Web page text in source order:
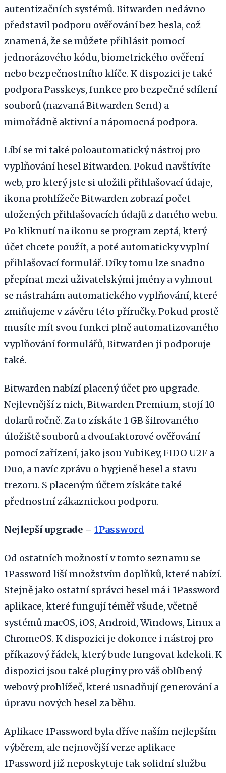
autentizačních systémů. Bitwarden nedávno
představil podporu ověřování bez hesla, což
znamená, že se můžete přihlásit pomocí
jednorázového kódu, biometrického ověření
nebo bezpečnostního klíče. K dispozici je také
podpora Passkeys, funkce pro bezpečné sdílení
souborů (nazvaná Bitwarden Send) a
mimořádně aktivní a nápomocná podpora.
Líbí se mi také poloautomatický nástroj pro
vyplňování hesel Bitwarden. Pokud navštívíte
web, pro který jste si uložili přihlašovací údaje,
ikona prohlížeče Bitwarden zobrazí počet
uložených přihlašovacích údajů z daného webu.
Po kliknutí na ikonu se program zeptá, který
účet chcete použít, a poté automaticky vyplní
přihlašovací formulář. Díky tomu lze snadno
přepínat mezi uživatelskými jmény a vyhnout
se nástrahám automatického vyplňování, které
zmiňujeme v závěru této příručky. Pokud prostě
musíte mít svou funkci plně automatizovaného
vyplňování formulářů, Bitwarden ji podporuje
také.
Bitwarden nabízí placený účet pro upgrade.
Nejlevnější z nich, Bitwarden Premium, stojí 10
dolarů ročně. Za to získáte 1 GB šifrovaného
úložiště souborů a dvoufaktorové ověřování
pomocí zařízení, jako jsou YubiKey, FIDO U2F a
Duo, a navíc zprávu o hygieně hesel a stavu
trezoru. S placeným účtem získáte také
přednostní zákaznickou podporu.
Nejlepší upgrade – 1Password
Od ostatních možností v tomto seznamu se
1Password liší množstvím doplňků, které nabízí.
Stejně jako ostatní správci hesel má i 1Password
aplikace, které fungují téměř všude, včetně
systémů macOS, iOS, Android, Windows, Linux a
ChromeOS. K dispozici je dokonce i nástroj pro
příkazový řádek, který bude fungovat kdekoli. K
dispozici jsou také pluginy pro váš oblíbený
webový prohlížeč, které usnadňují generování a
úpravu nových hesel za běhu.
Aplikace 1Password byla dříve naším nejlepším
výběrem, ale nejnovější verze aplikace
1Password již neposkytuje tak solidní službu